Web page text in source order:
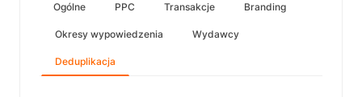
Ogólne PPC Transakcje Branding
Okresy wypowiedzenia Wydawcy
Deduplikacja